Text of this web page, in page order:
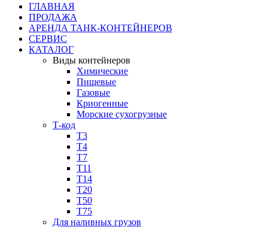
ГЛАВНАЯ
ПРОДАЖА
АРЕНДА ТАНК-КОНТЕЙНЕРОВ
СЕРВИС
КАТАЛОГ
Виды контейнеров
Химические
Пищевые
Газовые
Криогенные
Морские сухогрузные
Т-код
Т3
Т4
Т7
Т11​
Т14
Т20
Т50
Т75
Для наливных грузов